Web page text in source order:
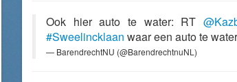
Ook hier auto te water: RT
#Sweelincklaan waar een auto te
— BarendrechtNU (@BarendrechtnuNL)